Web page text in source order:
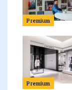
Premium
Premium